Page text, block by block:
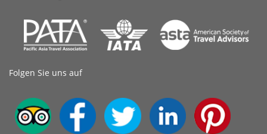
Folgen Sie uns auf